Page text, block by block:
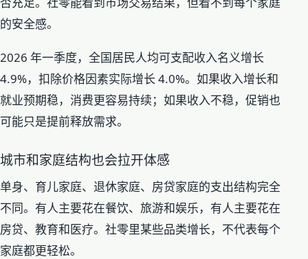
的安全感。
2026 年一季度，全国居民人均可支配收入名义增长
4.9%，扣除价格因素实际增长 4.0%。如果收入增长和
就业预期稳，消费更容易持续；如果收入不稳，促销也
可能只是提前释放需求。
城市和家庭结构也会拉开体感
单身、育儿家庭、退休家庭、房贷家庭的支出结构完全
不同。有人主要花在餐饮、旅游和娱乐，有人主要花在
房贷、教育和医疗。社零里某些品类增长，不代表每个
家庭都更轻松。